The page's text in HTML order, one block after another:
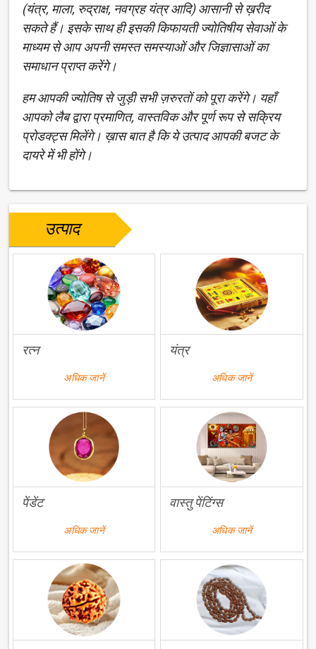
(यंत्र, माला, रुद्राक्ष, नवग्रह यंत्र आदि) आसानी से ख़रीद
सकते हैं। इसके साथ ही इसकी किफायती ज्योतिषीय सेवाओं के
माध्यम से आप अपनी समस्त समस्याओं और जिज्ञासाओं का
समाधान प्राप्त करेंगे।
हम आपकी ज्योतिष से जुड़ी सभी ज़रुरतों को पूरा करेंगे। यहाँ
आपको लैब द्वारा प्रमाणित, वास्तविक और पूर्ण रूप से सक्रिय
प्रोडक्ट्स मिलेंगे। ख़ास बात है कि ये उत्पाद आपकी बजट के
दायरे में भी होंगे।
उत्पाद
रत्न
अधिक जानें
यंत्र
अधिक जानें
पेंडेंट
अधिक जानें
वास्तु पेंटिंग्स
अधिक जानें